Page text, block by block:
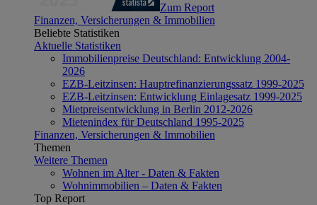
Zum Report
Finanzen, Versicherungen & Immobilien
Beliebte Statistiken
Aktuelle Statistiken
Immobilienpreise Deutschland: Entwicklung 2004-
2026
EZB-Leitzinsen: Hauptrefinanzierungssatz 1999-2025
EZB-Leitzinsen: Entwicklung Einlagesatz 1999-2025
Mietpreisentwicklung in Berlin 2012-2026
Mietenindex für Deutschland 1995-2025
Finanzen, Versicherungen & Immobilien
Themen
Weitere Themen
Wohnen im Alter - Daten & Fakten
Wohnimmobilien – Daten & Fakten
Top Report